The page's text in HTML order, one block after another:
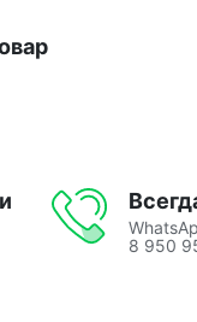
8 950